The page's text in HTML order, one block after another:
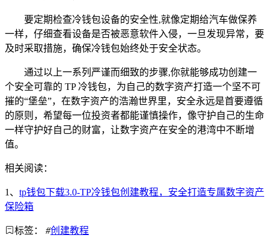
要定期检查冷钱包设备的安全性,就像定期给汽车做保养
一样，仔细查看设备是否被恶意软件入侵，一旦发现异常，要
及时采取措施，确保冷钱包始终处于安全状态。
通过以上一系列严谨而细致的步骤,你就能够成功创建一
个安全可靠的 TP 冷钱包，为自己的数字资产打造一个坚不可
摧的“堡垒”，在数字资产的浩瀚世界里，安全永远是首要遵循
的原则，希望每一位投资者都能谨慎操作，像守护自己的生命
一样守护好自己的财富，让数字资产在安全的港湾中不断增
值。
相关阅读：
1、 tp钱包下载3.0-TP冷钱包创建教程，安全打造专属数字资产
保险箱
标签： #创建教程